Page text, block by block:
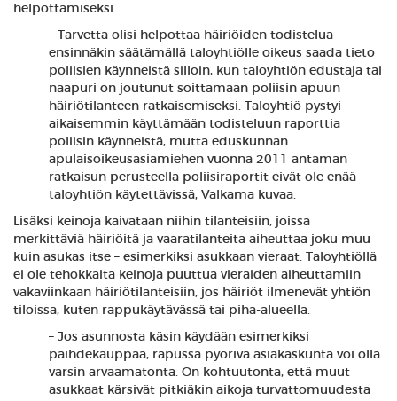
helpottamiseksi.
– Tarvetta olisi helpottaa häiriöiden todistelua
ensinnäkin säätämällä taloyhtiölle oikeus saada tieto
poliisien käynneistä silloin, kun taloyhtiön edustaja tai
naapuri on joutunut soittamaan poliisin apuun
häiriötilanteen ratkaisemiseksi. Taloyhtiö pystyi
aikaisemmin käyttämään todisteluun raporttia
poliisin käynneistä, mutta eduskunnan
apulaisoikeusasiamiehen vuonna 2011 antaman
ratkaisun perusteella poliisiraportit eivät ole enää
taloyhtiön käytettävissä, Valkama kuvaa.
Lisäksi keinoja kaivataan niihin tilanteisiin, joissa
merkittäviä häiriöitä ja vaaratilanteita aiheuttaa joku muu
kuin asukas itse – esimerkiksi asukkaan vieraat. Taloyhtiöllä
ei ole tehokkaita keinoja puuttua vieraiden aiheuttamiin
vakaviinkaan häiriötilanteisiin, jos häiriöt ilmenevät yhtiön
tiloissa, kuten rappukäytävässä tai piha-alueella.
– Jos asunnosta käsin käydään esimerkiksi
päihdekauppaa, rapussa pyörivä asiakaskunta voi olla
varsin arvaamatonta. On kohtuutonta, että muut
asukkaat kärsivät pitkiäkin aikoja turvattomuudesta